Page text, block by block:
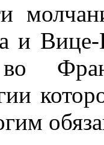
и Вице-
во